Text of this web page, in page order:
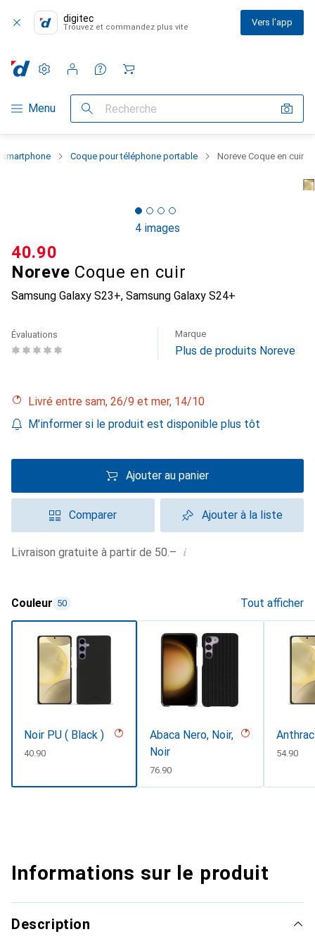
digitec
Trouvez et commandez plus vite Vers l'app
Navigation par catégorie
Menu Recherche
Paramètres
Compte client
Listes de comparaison
Listes d'envies
Panier
Coque pour téléphone portable Noreve Coque en cuir
4 images
Noreve Coque en cuir
Samsung Galaxy S23+, Samsung Galaxy S24+
CHF
40.90
Évaluations Marque
Plus de produits Noreve
Livré entre sam, 26/9 et mer, 14/10
M'informer si le produit est disponible plus tôt
Ajouter au panier
Comparer Ajouter à la liste
Livraison gratuite à partir de 50.– i
Couleur 50 Tout afficher
Noir PU ( Black )
CHF
40.90
Abaca Nero, Noir,
Noir
CHF
76.90
CHF
54.90
Informations sur le produit
Description